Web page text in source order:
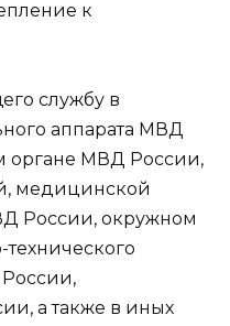
к
службу в
аппарата МВД
органе МВД России,
медицинской
России, окружном
а также в иных